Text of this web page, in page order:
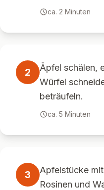
ca. 2 Minuten
2
Äpfel schälen,
Würfel
beträufeln.
ca. 5 Minuten
3
Apfelstücke
Rosinen und